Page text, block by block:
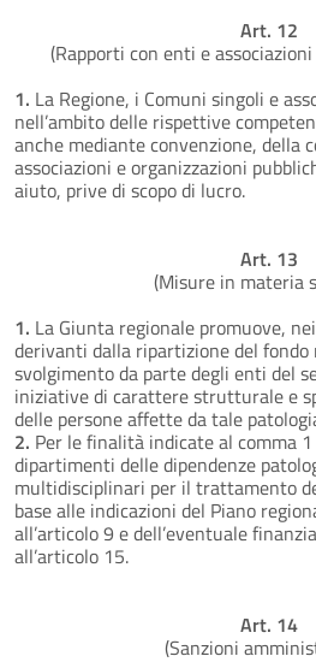
Art. 12
(Rapporti con enti e
1. La Regione, i Comuni singoli e
nell’ambito delle rispettive
anche mediante convenzione, della
associazioni e organizzazioni
aiuto, prive di scopo di lucro.
Art. 13
(Misure in materia
1. La Giunta regionale promuove,
derivanti dalla ripartizione del fondo
svolgimento da parte degli enti del
iniziative di carattere strutturale e
delle persone affette da tale
2. Per le finalità indicate al comma
dipartimenti delle dipendenze
multidisciplinari per il trattamento
base alle indicazioni del Piano
all’articolo 9 e dell’eventuale
all’articolo 15.
Art. 14
(Sanzioni